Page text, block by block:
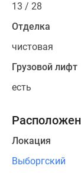
13 / 28
Отделка
чистовая
Грузовой лифт
есть
Локация
Выборгский